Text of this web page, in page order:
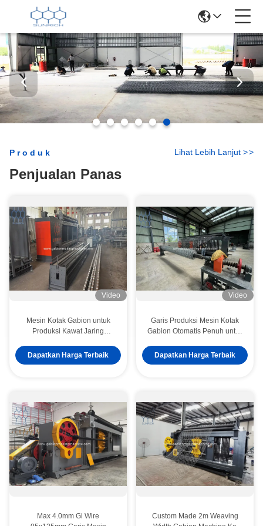
Produk
Penjualan Panas
Lihat Lebih Lanjut >>
Video
Mesin Kotak Gabion untuk
Produksi Kawat Jaring
Dapatkan Harga Terbaik
Video
Garis Produksi Mesin Kotak
Gabion Otomatis Penuh untuk
Revetmen Sungai
Dapatkan Harga Terbaik
Max 4.0mm Gi Wire
Custom Made 2m Weaving